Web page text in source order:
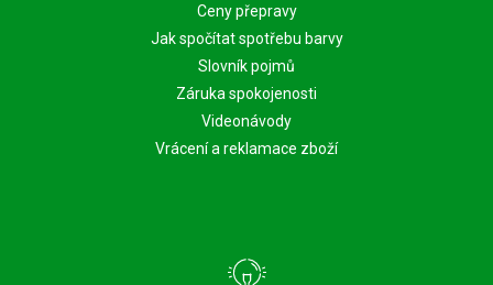
Ceny přepravy
Jak spočítat spotřebu barvy
Slovník pojmů
Záruka spokojenosti
Videonávody
Vrácení a reklamace zboží